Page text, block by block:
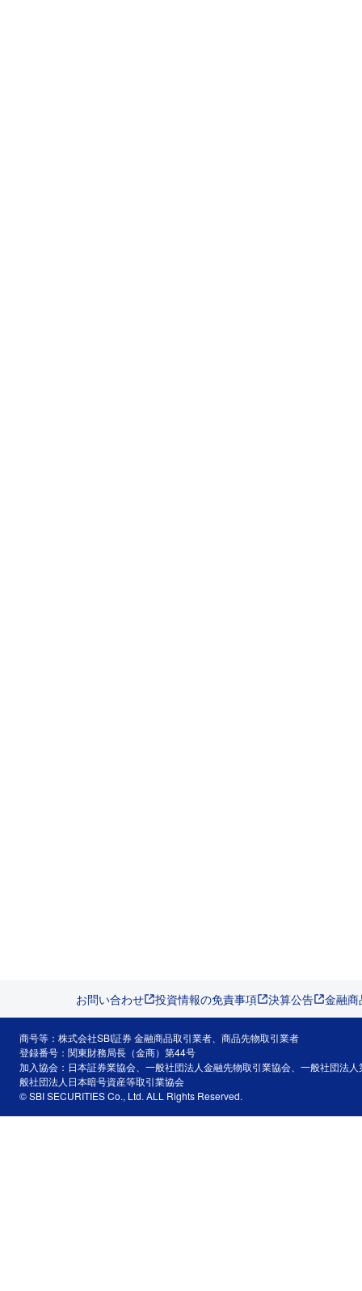
お問い合わせ 投資情報の免責事項 決算公告 金融
商号等：株式会社SBI証券 金融商品取引業者、商品先物取引業者
登録番号：関東財務局長（金商）第44号
加入協会：日本証券業協会、一般社団法人金融先物取引業協会、一般社団法
般社団法人日本暗号資産等取引業協会
© SBI SECURITIES Co., Ltd. ALL Rights Reserved.